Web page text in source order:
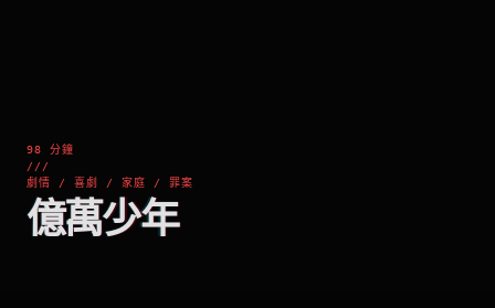
98 分鐘
///
劇情 / 喜劇 / 家庭 / 罪案
億萬少年